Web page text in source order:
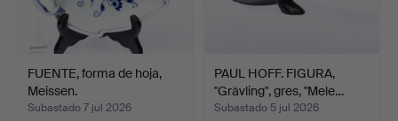
FUENTE, forma de hoja,
Meissen.
Subastado 7 jul 2026
PAUL HOFF. FIGURA,
"Grävling", gres, "Mele…
Subastado 5 jul 2026